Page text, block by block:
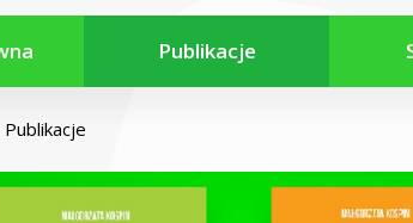
Publikacje
seniorach
Publikacje